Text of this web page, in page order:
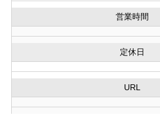
営業時間
定休日
URL